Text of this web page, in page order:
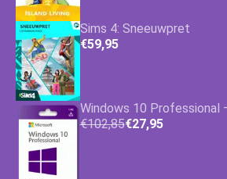
Sims 4: Sneeuwpret
€59,95
Windows 10 Professional
€102,85€27,95